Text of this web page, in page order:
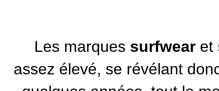
Les marques surfwearet
assez élevé, se révélant